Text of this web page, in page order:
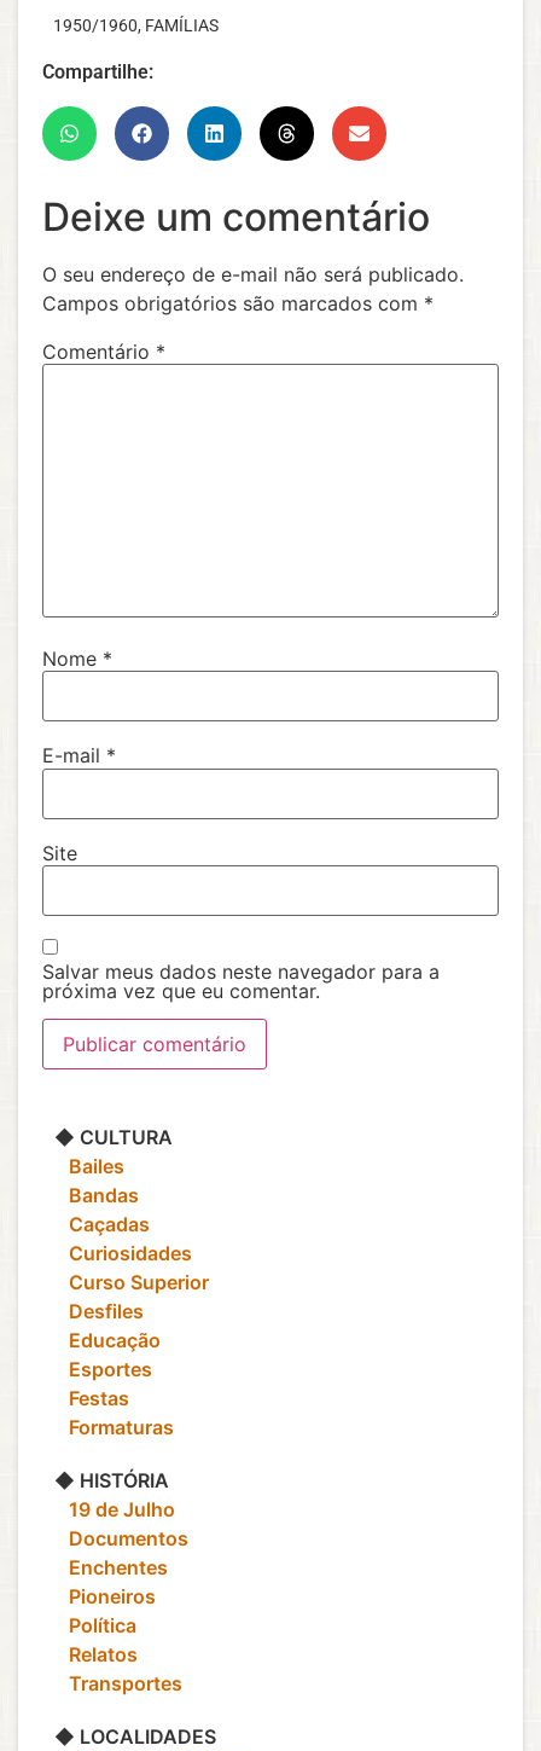
‎ ‎ ‎ 1950/1960, FAMÍLIAS
Compartilhe:
Deixe um comentário
O seu endereço de e-mail não será publicado.
Campos obrigatórios são marcados com *
Comentário *
Nome *
E-mail *
Site
Salvar meus dados neste navegador para a
próxima vez que eu comentar.
◆ CULTURA
‎ ‎ ‎ Bailes
‎ ‎ ‎ Bandas
‎ ‎ ‎ Caçadas
‎ ‎ ‎ Curiosidades
‎ ‎ ‎ Curso Superior
‎ ‎ ‎ Desfiles
‎ ‎ ‎ Educação
‎ ‎ ‎ Esportes
‎ ‎ ‎ Festas
‎ ‎ ‎ Formaturas
◆ HISTÓRIA
‎ ‎ ‎ 19 de Julho
‎ ‎ ‎ Documentos
‎ ‎ ‎ Enchentes
‎ ‎ ‎ Pioneiros
‎ ‎ ‎ Política
‎ ‎ ‎ Relatos
‎ ‎ ‎ Transportes
◆ LOCALIDADES